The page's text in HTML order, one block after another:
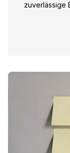
zuverlässige